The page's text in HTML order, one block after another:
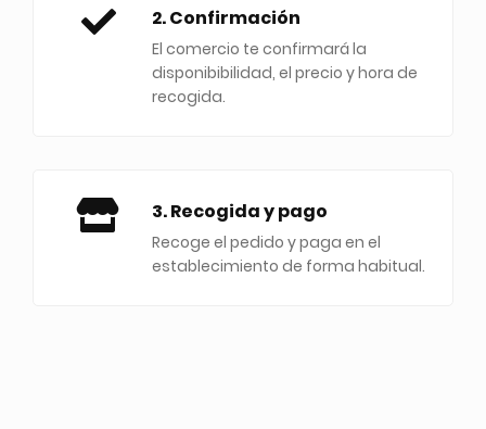
2. Confirmación
El comercio te confirmará la
disponibibilidad, el precio y hora de
recogida.
3. Recogida y pago
Recoge el pedido y paga en el
establecimiento de forma habitual.